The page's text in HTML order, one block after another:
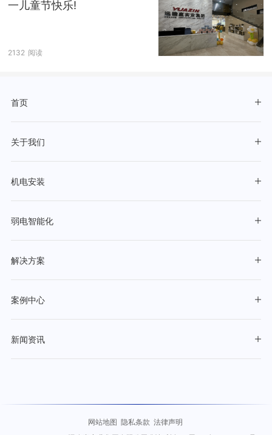
一儿童节快乐!
2132 阅读
首页
关于我们
机电安装
弱电智能化
解决方案
案例中心
新闻资讯
网站地图 隐私条款 法律声明